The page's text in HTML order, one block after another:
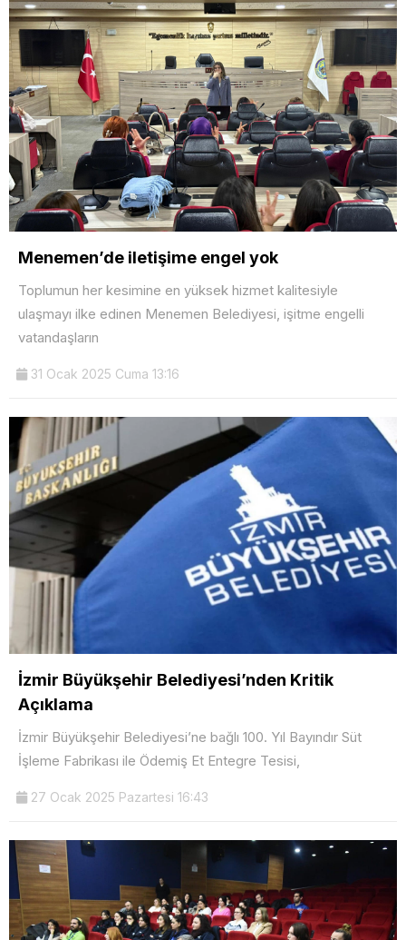
Menemen’de iletişime engel yok
Toplumun her kesimine en yüksek hizmet kalitesiyle
ulaşmayı ilke edinen Menemen Belediyesi, işitme engelli
vatandaşların
31 Ocak 2025 Cuma 13:16
İzmir Büyükşehir Belediyesi’nden Kritik
Açıklama
İzmir Büyükşehir Belediyesi’ne bağlı 100. Yıl Bayındır Süt
İşleme Fabrikası ile Ödemiş Et Entegre Tesisi,
27 Ocak 2025 Pazartesi 16:43